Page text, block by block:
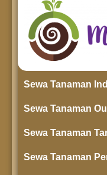
Sewa Tanaman
Sewa Tanaman
Sewa Tanaman
Sewa Tanaman